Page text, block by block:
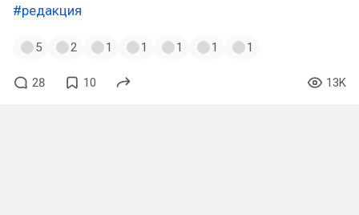
#редакция
5 2 1 1 1 1 1
28 10 13K